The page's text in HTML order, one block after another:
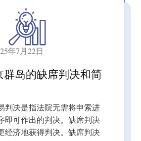
年7月22日
群岛的缺席判决和简
判决是指法院无需将申索进
即可作出的判决。缺席判决
经济地获得判决。缺席判决